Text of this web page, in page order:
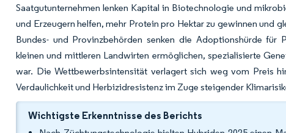
Saatgutunternehmen lenken Kapital in Biotechnologie und
und Erzeugern helfen, mehr Protein pro Hektar zu gewinnen und
Bundes- und Provinzbehörden senken die Adoptionshürde für
kleinen und mittleren Landwirten ermöglichen, spezialisierte
war. Die Wettbewerbsintensität verlagert sich weg vom Preis
Verdaulichkeit und Herbizidresistenz im Zuge steigender
Wichtigste Erkenntnisse des Berichts